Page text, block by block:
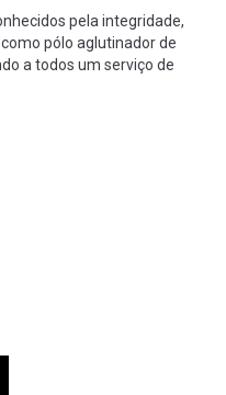
pela integridade,
pólo aglutinador de
a todos um serviço de